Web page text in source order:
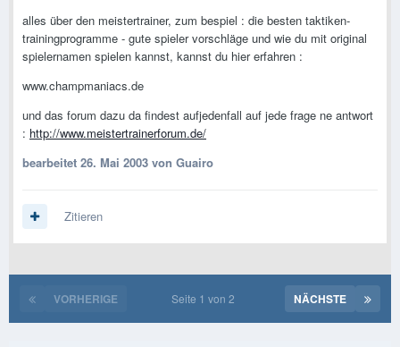
alles über den meistertrainer, zum bespiel : die besten taktiken-
trainingprogramme - gute spieler vorschläge und wie du mit original
spielernamen spielen kannst, kannst du hier erfahren :
www.champmaniacs.de
und das forum dazu da findest aufjedenfall auf jede frage ne antwort
: http://www.meistertrainerforum.de/
bearbeitet 26. Mai 2003 von Guairo
Zitieren
VORHERIGE NÄCHSTE
Seite 1 von 2